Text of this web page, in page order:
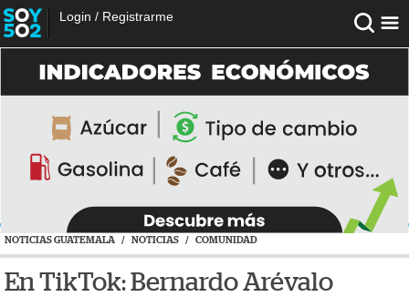
Login / Registrarme
NOTICIAS GUATEMALA / NOTICIAS / COMUNIDAD
En TikTok: Bernardo Arévalo